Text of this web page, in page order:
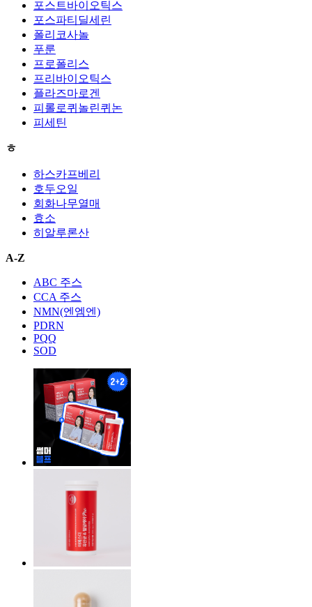
포스트바이오틱스
포스파티딜세린
폴리코사놀
푸룬
프로폴리스
프리바이오틱스
플라즈마로겐
피롤로퀴놀린퀴논
피세틴
ㅎ
하스카프베리
호두오일
회화나무열매
효소
히알루론산
A-Z
ABC 주스
CCA 주스
NMN(엔엠엔)
PDRN
PQQ
SOD